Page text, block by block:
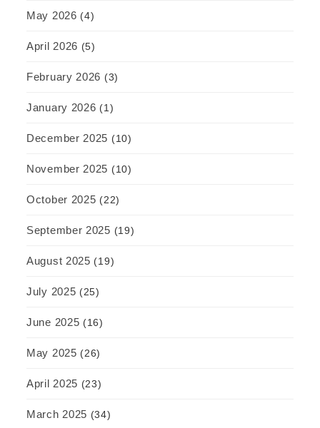
May 2026 (4)
April 2026 (5)
February 2026 (3)
January 2026 (1)
December 2025 (10)
November 2025 (10)
October 2025 (22)
September 2025 (19)
August 2025 (19)
July 2025 (25)
June 2025 (16)
May 2025 (26)
April 2025 (23)
March 2025 (34)